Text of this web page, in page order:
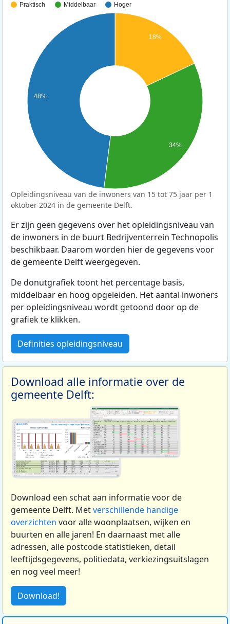
Praktisch Middelbaar Hoger
18%
48%
34%
Opleidingsniveau van de inwoners van 15 tot 75 jaar per 1
oktober 2024 in de gemeente Delft.
Er zijn geen gegevens over het opleidingsniveau van
de inwoners in de buurt Bedrijventerrein Technopolis
beschikbaar. Daarom worden hier de gegevens voor
de gemeente Delft weergegeven.
De donutgrafiek toont het percentage basis,
middelbaar en hoog opgeleiden. Het aantal inwoners
per opleidingsniveau wordt getoond door op de
grafiek te klikken.
Definities opleidingsniveau
Download alle informatie over de
gemeente Delft:
Download een schat aan informatie voor de
gemeente Delft. Metverschillende handige
overzichten voor alle woonplaatsen, wijken en
buurten en alle jaren! En daarnaast met alle
adressen, alle postcode statistieken, detail
leeftijdsgegevens, politiedata, verkiezingsuitslagen
en nog veel meer!
Download!